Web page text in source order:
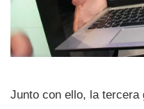
Junto con ello, la tercera